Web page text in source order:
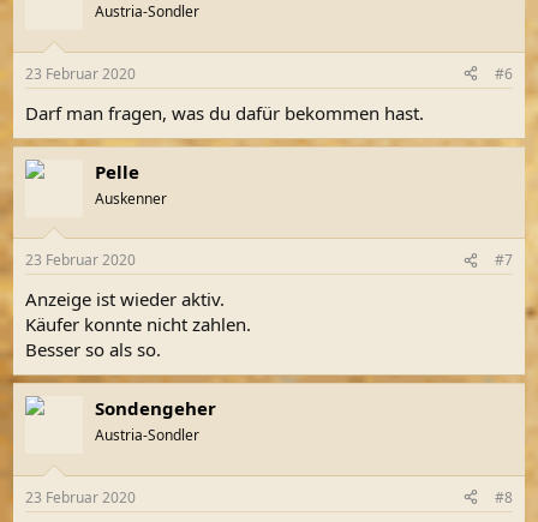
Austria-Sondler
23 Februar 2020 #6
Darf man fragen, was du dafür bekommen hast.
Pelle
Auskenner
23 Februar 2020 #7
Anzeige ist wieder aktiv.
Käufer konnte nicht zahlen.
Besser so als so.
Sondengeher
Austria-Sondler
23 Februar 2020 #8